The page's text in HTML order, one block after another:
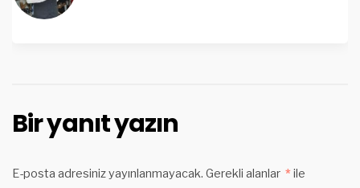
Bir yanıt yazın
E-posta adresiniz yayınlanmayacak. Gerekli alanlar *ile